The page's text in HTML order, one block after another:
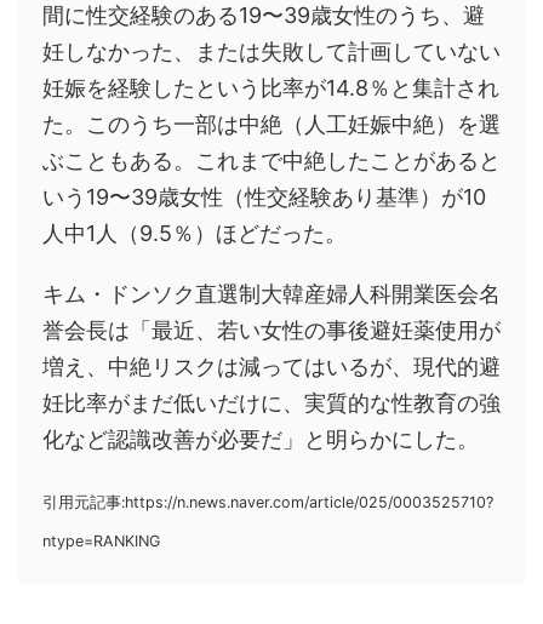
間に性交経験のある19〜39歳女性のうち、避
妊しなかった、または失敗して計画していない
妊娠を経験したという比率が14.8％と集計され
た。このうち一部は中絶（人工妊娠中絶）を選
ぶこともある。これまで中絶したことがあると
いう19〜39歳女性（性交経験あり基準）が10
人中1人（9.5％）ほどだった。
キム・ドンソク直選制大韓産婦人科開業医会名
誉会長は「最近、若い女性の事後避妊薬使用が
増え、中絶リスクは減ってはいるが、現代的避
妊比率がまだ低いだけに、実質的な性教育の強
化など認識改善が必要だ」と明らかにした。
引用元記事:https://n.news.naver.com/article/025/0003525710?
ntype=RANKING